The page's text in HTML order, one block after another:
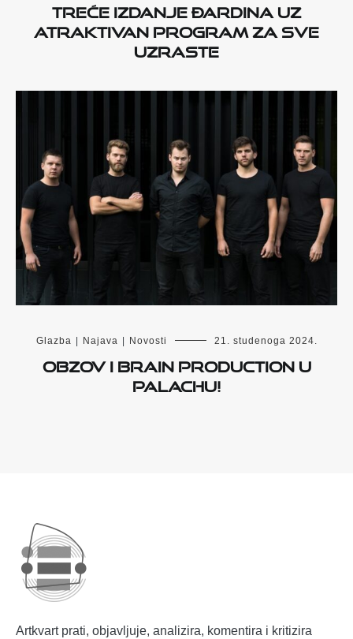
Treće izdanje Đardina uz
atraktivan program za sve
uzraste
Glazba Najava Novosti 21. studenoga 2024.
Obzov i Brain Production u
Palachu!
Artkvart prati, objavljuje, analizira, komentira i kritizira